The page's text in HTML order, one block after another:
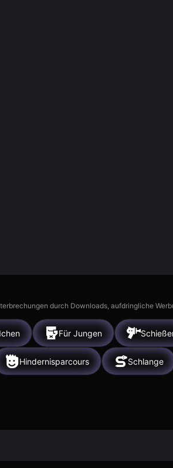
durch Downloads, aufdringliche
Für Jungen
Hindernisparcours Schlange